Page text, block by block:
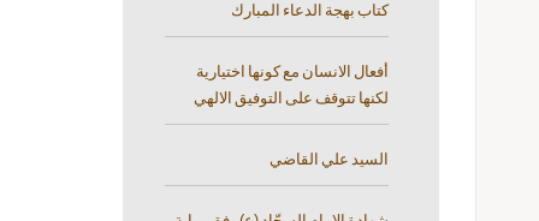
كتاب بهجة الدعاء المبارك
أفعال الانسان مع كونها اختيارية
لكنها تتوقف على التوفيق الالهي
السيد علي القاضي